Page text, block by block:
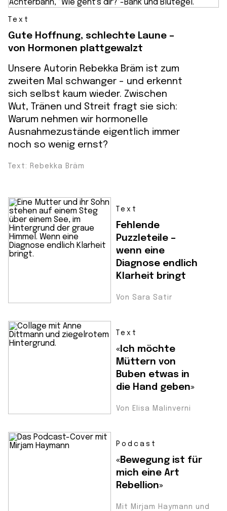
Text
Gute Hoffnung, schlechte Laune –
von Hormonen plattgewalzt
Unsere Autorin Rebekka Bräm ist zum
zweiten Mal schwanger – und erkennt
sich selbst kaum wieder. Zwischen
Wut, Tränen und Streit fragt sie sich:
Warum nehmen wir hormonelle
Ausnahmezustände eigentlich immer
noch so wenig ernst?
Text: Rebekka Bräm
Text
Fehlende
Puzzleteile –
wenn eine
Diagnose endlich
Klarheit bringt
Von Sara Satir
Text
«Ich möchte
Müttern von
Buben etwas in
die Hand geben»
Von Elisa Malinverni
Podcast
«Bewegung ist für
mich eine Art
Rebellion»
Mit Mirjam Haymann und